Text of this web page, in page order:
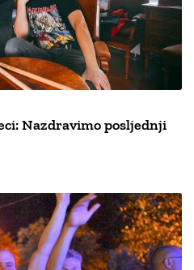
Nazdravimo posljednji